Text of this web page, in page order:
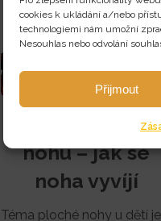
cookies k ukládání a/nebo
technologiemi nám umožní
Nesouhlas nebo odvolání
Přijmout
Jak na plochou
nohu – jak se
noha vyvíjí
Téma ploché nohy u dětí je